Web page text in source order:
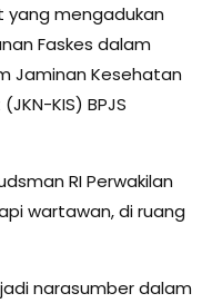
yang mengadukan
Faskes dalam
Jaminan Kesehatan
KIS) BPJS
RI Perwakilan
wartawan, di ruang
narasumber dalam